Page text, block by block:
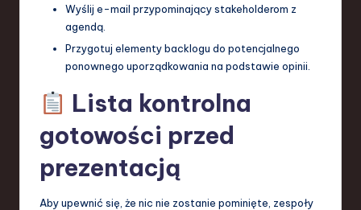
Wyślij e-mail przypominający stakeholderom z
agendą.
Przygotuj elementy backlogu do potencjalnego
ponownego uporządkowania na podstawie opinii.
Lista kontrolna
gotowości przed
prezentacją
Aby upewnić się, że nic nie zostanie pominięte, zespoły